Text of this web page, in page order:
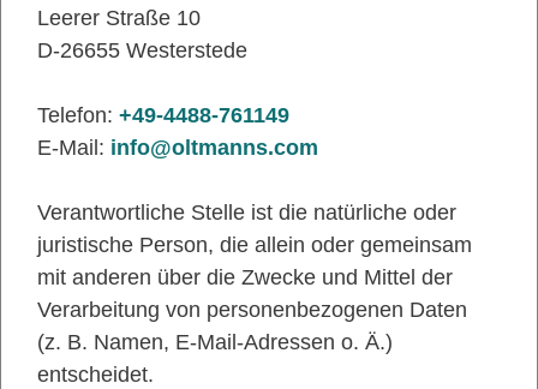
Leerer Straße 10
D-26655 Westerstede
Telefon: +49-4488-761149
E-Mail: info@oltmanns.com
Verantwortliche Stelle ist die natürliche oder
juristische Person, die allein oder gemeinsam
mit anderen über die Zwecke und Mittel der
Verarbeitung von personenbezogenen Daten
(z. B. Namen, E-Mail-Adressen o. Ä.)
entscheidet.